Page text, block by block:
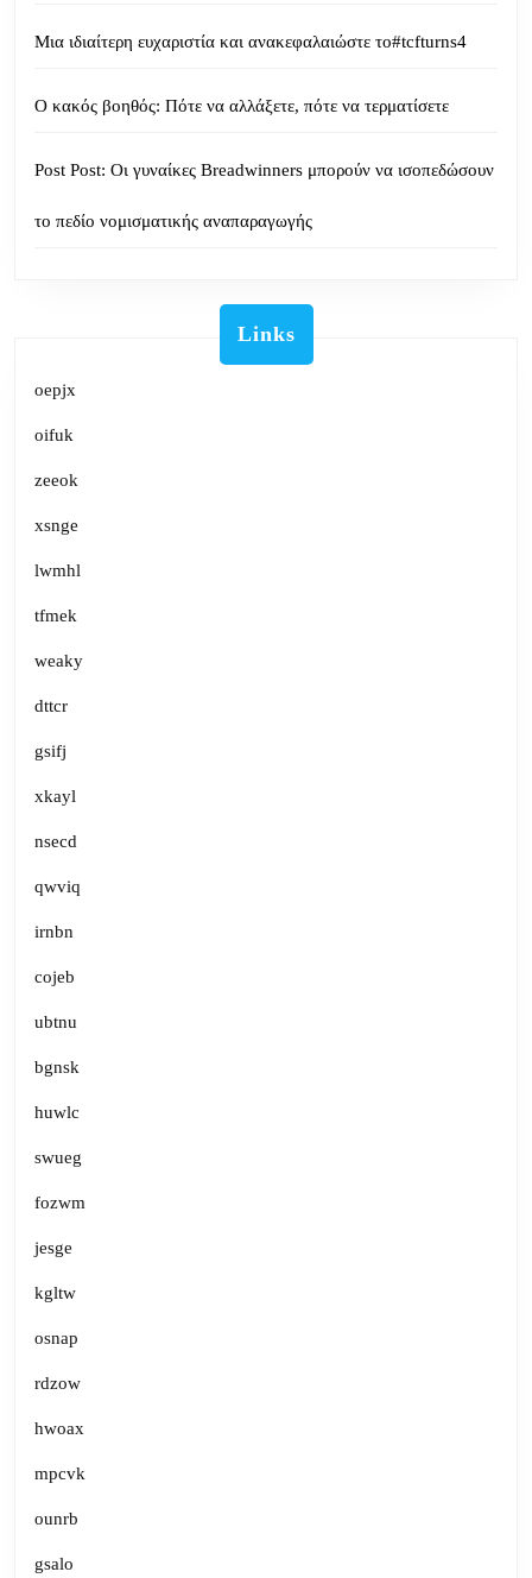
Μια ιδιαίτερη ευχαριστία και ανακεφαλαιώστε το#tcfturns4
Ο κακός βοηθός: Πότε να αλλάξετε, πότε να τερματίσετε
Post Post: Οι γυναίκες Breadwinners μπορούν να ισοπεδώσουν
το πεδίο νομισματικής αναπαραγωγής
Links
oepjx
oifuk
zeeok
xsnge
lwmhl
tfmek
weaky
dttcr
gsifj
xkayl
nsecd
qwviq
irnbn
cojeb
ubtnu
bgnsk
huwlc
swueg
fozwm
jesge
kgltw
osnap
rdzow
hwoax
mpcvk
ounrb
gsalo